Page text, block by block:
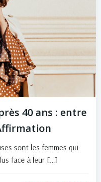
40 ans : entre
sont les femmes qui
face à leur […]